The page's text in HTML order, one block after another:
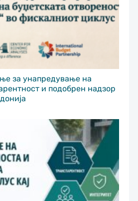
за унапредување на
и подобрен надзор